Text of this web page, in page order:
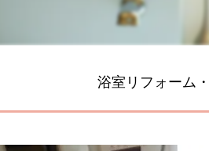
浴室リフォーム